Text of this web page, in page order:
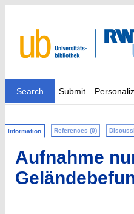
Search Submit
Information References (0)
Aufnahme